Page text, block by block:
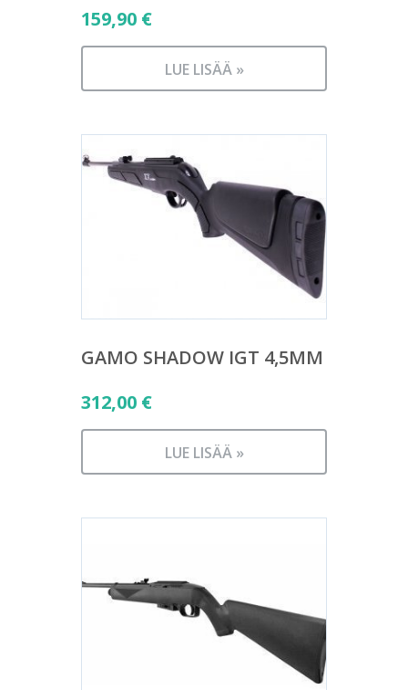
159,90 €
LUE LISÄÄ »
GAMO SHADOW IGT 4,5MM
312,00 €
LUE LISÄÄ »